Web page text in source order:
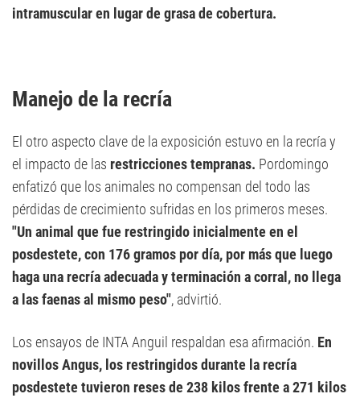
intramuscular en lugar de grasa de cobertura.
Manejo de la recría
El otro aspecto clave de la exposición estuvo en la recría y
el impacto de las restricciones tempranas. Pordomingo
enfatizó que los animales no compensan del todo las
pérdidas de crecimiento sufridas en los primeros meses.
"Un animal que fue restringido inicialmente en el
posdestete, con 176 gramos por día, por más que luego
haga una recría adecuada y terminación a corral, no llega
a las faenas al mismo peso", advirtió.
Los ensayos de INTA Anguil respaldan esa afirmación. En
novillos Angus, los restringidos durante la recría
posdestete tuvieron reses de 238 kilos frente a 271 kilos